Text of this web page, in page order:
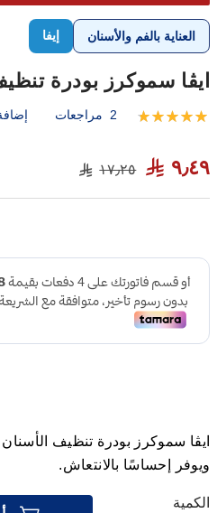
العناية بالفم والأسنان إيفا
ايڤا سموكرز بودرة تنظيف
تقييم:
2 مراجعات
٩٫٤٩ ١٧٫٢٥
ويوفر إحساسًا بالانتعاش.
الكمية